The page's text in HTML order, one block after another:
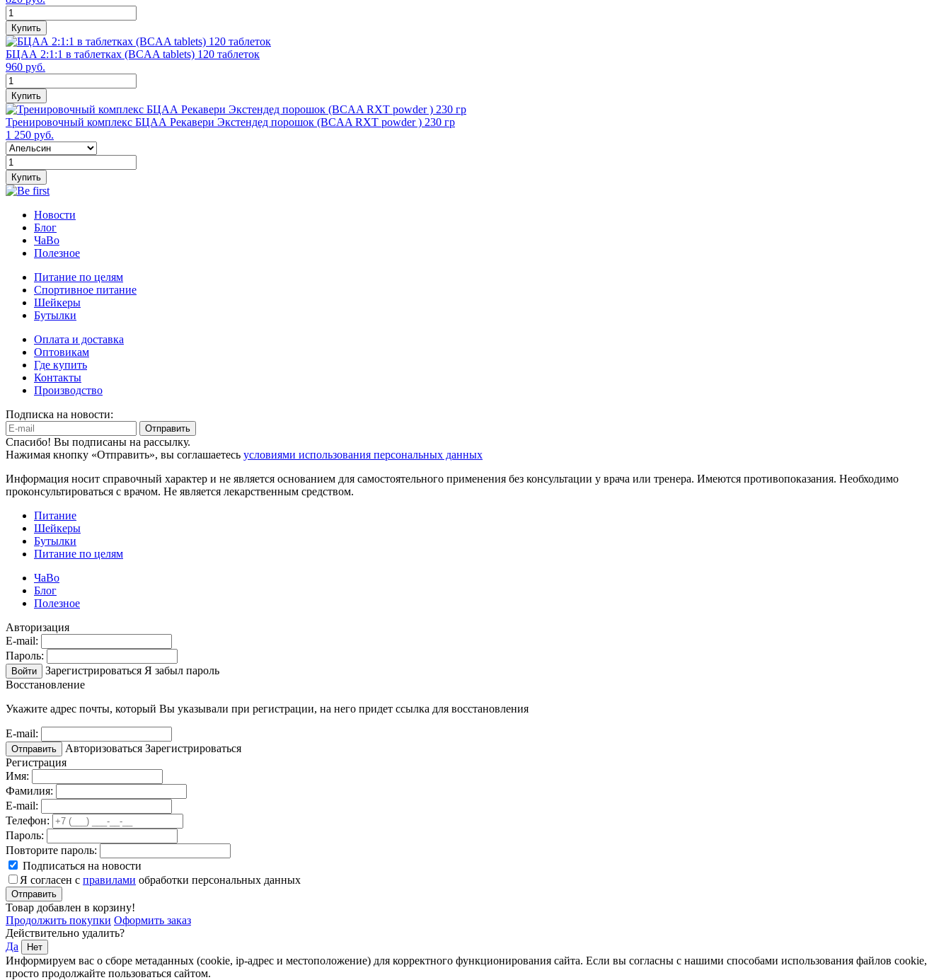
Купить
БЦАА 2:1:1 в таблетках (BCAA tablets) 120 таблеток
960 руб.
Купить
Тренировочный комплекс БЦАА Рекавери Экстендед порошок (BCAA RXT powder ) 230 гр
1 250 руб.
Купить
Новости
Блог
ЧаВо
Полезное
Питание по целям
Спортивное питание
Шейкеры
Бутылки
Оплата и доставка
Оптовикам
Где купить
Контакты
Производство
Подписка на новости:
Отправить
Спасибо! Вы подписаны на рассылку.
Нажимая кнопку «Отправить», вы соглашаетесь условиями использования персональных данных
Информация носит справочный характер и не является основанием для самостоятельного применения без консультации у врача или тренера. Имеются противопоказания. Необходимо
проконсультироваться с врачом. Не является лекарственным средством.
Питание
Шейкеры
Бутылки
Питание по целям
ЧаВо
Блог
Полезное
Авторизация
E-mail:
Пароль:
Войти Зарегистрироваться Я забыл пароль
Восстановление
Укажите адрес почты, который Вы указывали при регистрации, на него придет ссылка для восстановления
E-mail:
Отправить Авторизоваться Зарегистрироваться
Регистрация
Имя:
Фамилия:
E-mail:
Телефон:
Пароль:
Повторите пароль:
Подписаться на новости
Я согласен с правилами обработки персональных данных
Отправить
Товар добавлен в корзину!
Продолжить покупки Оформить заказ
Действительно удалить?
Да
Нет
Информируем вас о сборе метаданных (cookie, ip-адрес и местоположение) для корректного функционирования сайта. Если вы согласны с нашими способами использования файлов cookie,
просто продолжайте пользоваться сайтом.